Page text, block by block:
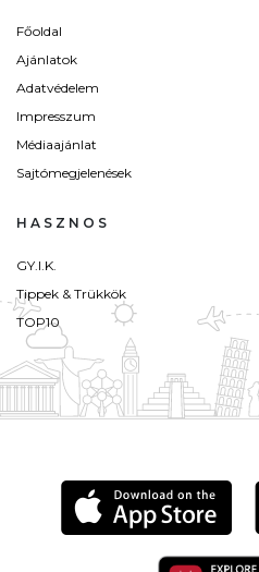
Főoldal
Ajánlatok
Adatvédelem
Impresszum
Médiaajánlat
Sajtómegjelenések
HASZNOS
GY.I.K.
Tippek & Trükkök
TOP10